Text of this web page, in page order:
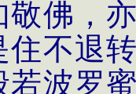
敬佛，
住不退
若波罗